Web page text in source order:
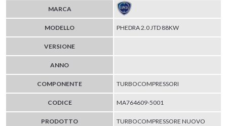
MARCA
MODELLO PHEDRA 2.0 JTD 88KW
VERSIONE
ANNO
COMPONENTE TURBOCOMPRESSORI
CODICE MA764609-5001
PRODOTTO TURBOCOMPRESSORE NUOVO